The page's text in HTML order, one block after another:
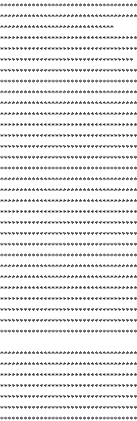
*****************************
**********************************